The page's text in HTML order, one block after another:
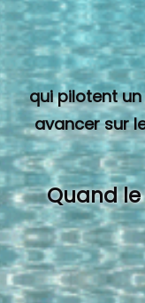
qui pilotent
avancer sur
Quand l